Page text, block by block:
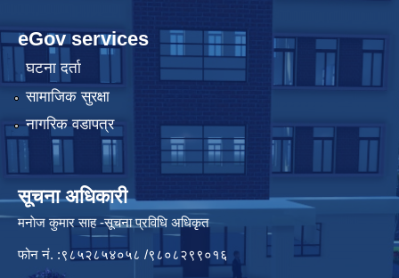
eGov services
घटना दर्ता
सामाजिक सुरक्षा
नागरिक वडापत्र
सूचना अधिकारी
मनाेज कुमार साह -सूचना प्रविधि अधिकृत
फोन नं. :९८५२८५४०५८ /९८०८२९९०१६